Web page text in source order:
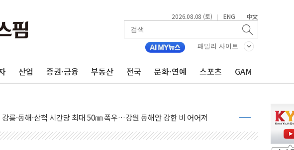
2026.08.08 (토) | ENG | 中文
패밀리 사이트
산업 증권·금융 부동산 전국 문화·연예 스포츠 GAM
이번주 국내 주요 금융일정(8.10~8.14)
서울 중랑구 주택가서 흉기 난동…60대 남성 2명 숨져